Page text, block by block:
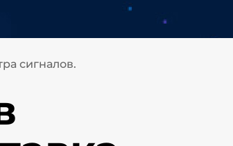
сигналов.